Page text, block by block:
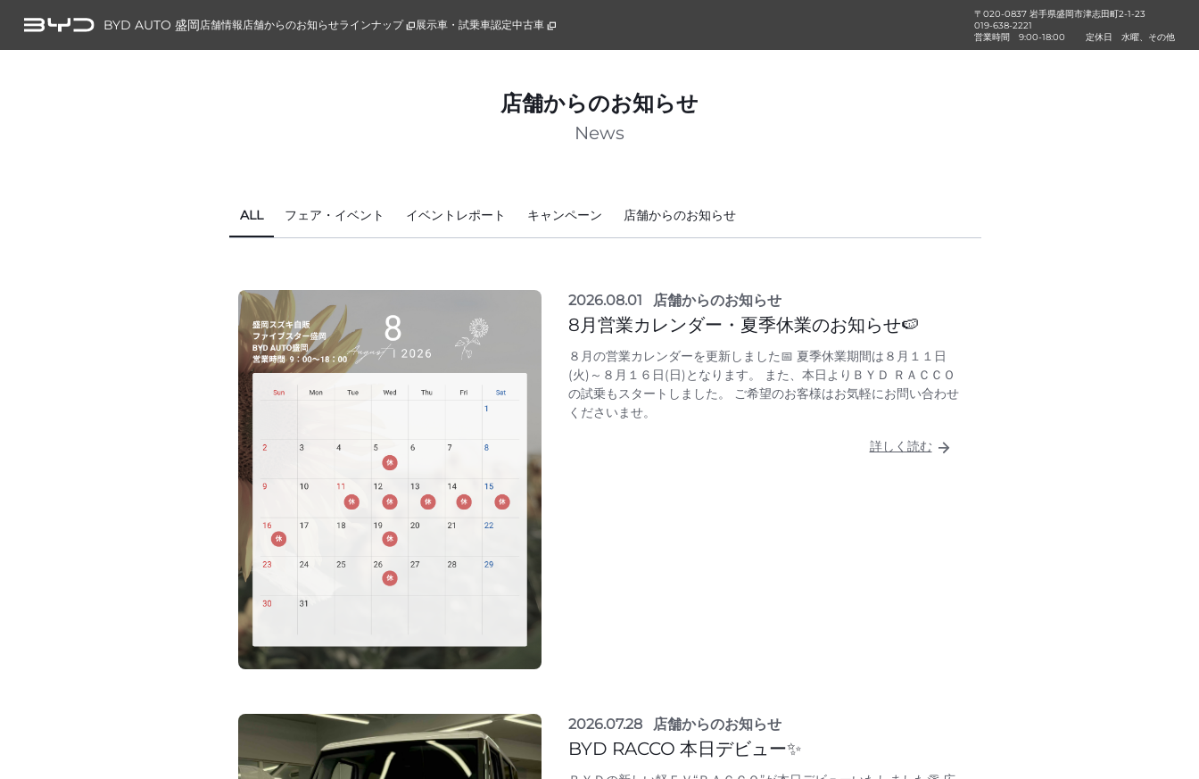
BYD AUTO 盛岡店舗情報店舗からのお知らせラインナップ 展示車・試乗車認定中古車
〒020-0837 岩手県盛岡市津志田町2-1-23
019-638-2221
営業時間
9:00-18:00 定休日 水曜、その他
店舗からのお知らせ
News
ALL フェア・イベント イベントレポート キャンペーン 店舗からのお知らせ
2026.08.01 店舗からのお知らせ
8月営業カレンダー・夏季休業のお知らせ🍉
８月の営業カレンダーを更新しました📅 夏季休業期間は８月１１日
(火)～８月１６日(日)となります。 また、本日よりＢＹＤ ＲＡＣＣＯ
の試乗もスタートしました。 ご希望のお客様はお気軽にお問い合わせ
くださいませ。
詳しく読む
2026.07.28 店舗からのお知らせ
BYD RACCO 本日デビュー✨